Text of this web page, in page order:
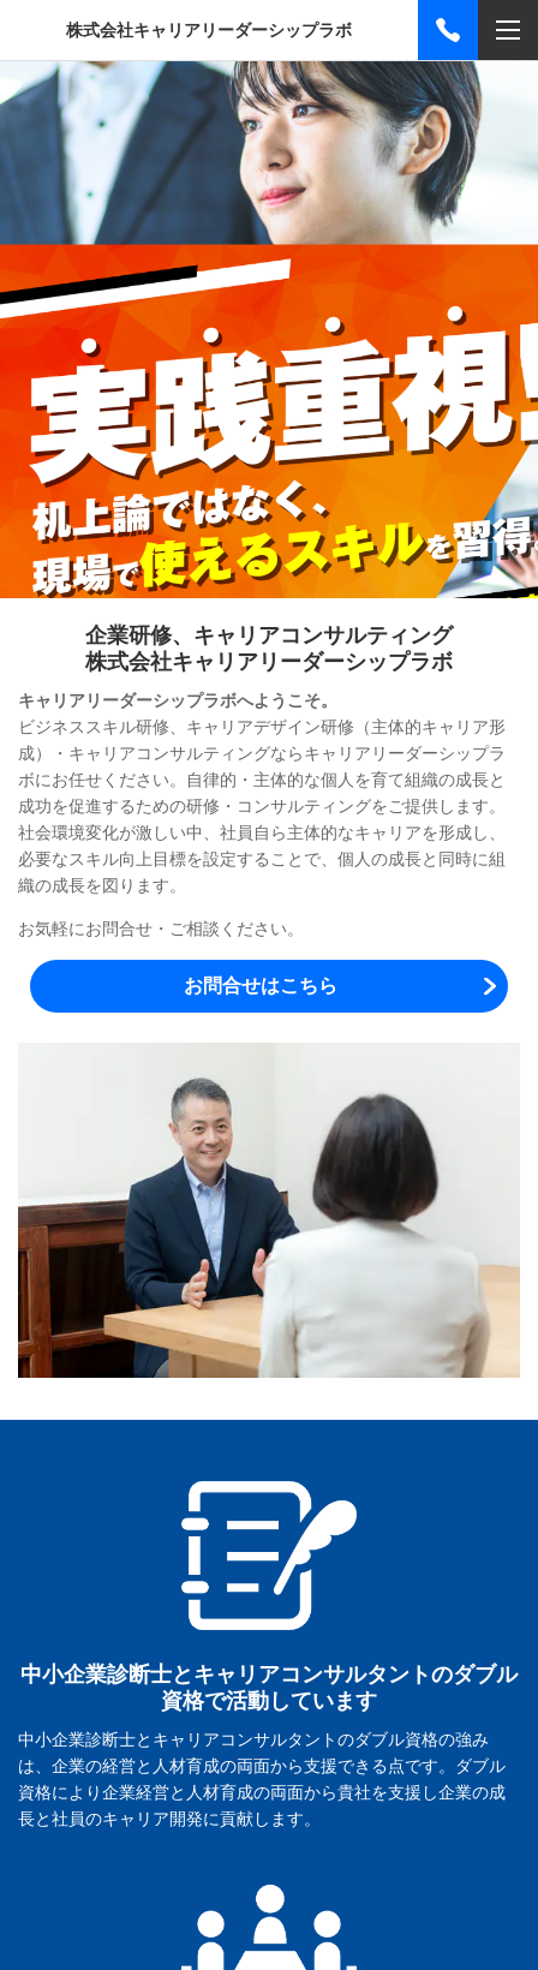
株式会社キャリアリーダーシップラボ
企業研修、キャリアコンサルティング
株式会社キャリアリーダーシップラボ
キャリアリーダーシップラボへようこそ。
ビジネススキル研修、キャリアデザイン研修（主体的キャリア形
成）・キャリアコンサルティングならキャリアリーダーシップラ
ボにお任せください。自律的・主体的な個人を育て組織の成長と
成功を促進するための研修・コンサルティングをご提供します。
社会環境変化が激しい中、社員自ら主体的なキャリアを形成し、
必要なスキル向上目標を設定することで、個人の成長と同時に組
織の成長を図ります。
お気軽にお問合せ・ご相談ください。
お問合せはこちら
中小企業診断士とキャリアコンサルタントのダブル
資格で活動しています
中小企業診断士とキャリアコンサルタントのダブル資格の強み
は、企業の経営と人材育成の両面から支援できる点です。ダブル
資格により企業経営と人材育成の両面から貴社を支援し企業の成
長と社員のキャリア開発に貢献します。